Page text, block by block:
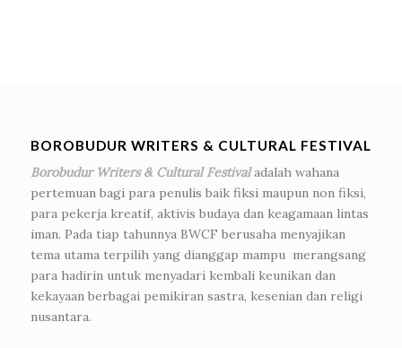
BOROBUDUR WRITERS & CULTURAL FESTIVAL
Borobudur Writers & Cultural Festivaladalah wahana
pertemuan bagi para penulis baik fiksi maupun non fiksi,
para pekerja kreatif, aktivis budaya dan keagamaan lintas
iman. Pada tiap tahunnya BWCF berusaha menyajikan
tema utama terpilih yang dianggap mampu merangsang
para hadirin untuk menyadari kembali keunikan dan
kekayaan berbagai pemikiran sastra, kesenian dan religi
nusantara.